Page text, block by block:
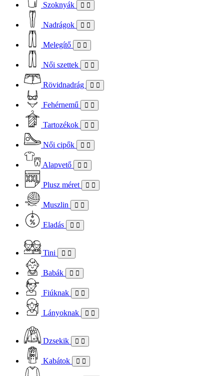
Szoknyák
Nadrágok
Melegítő
Női szettek
Rövidnadrág
Fehérnemű
Tartozékok
Női cipők
Alapvető
Plusz méret
Muszlin
Eladás
Tini
Babák
Fiúknak
Lányoknak
Dzsekik
Kabátok